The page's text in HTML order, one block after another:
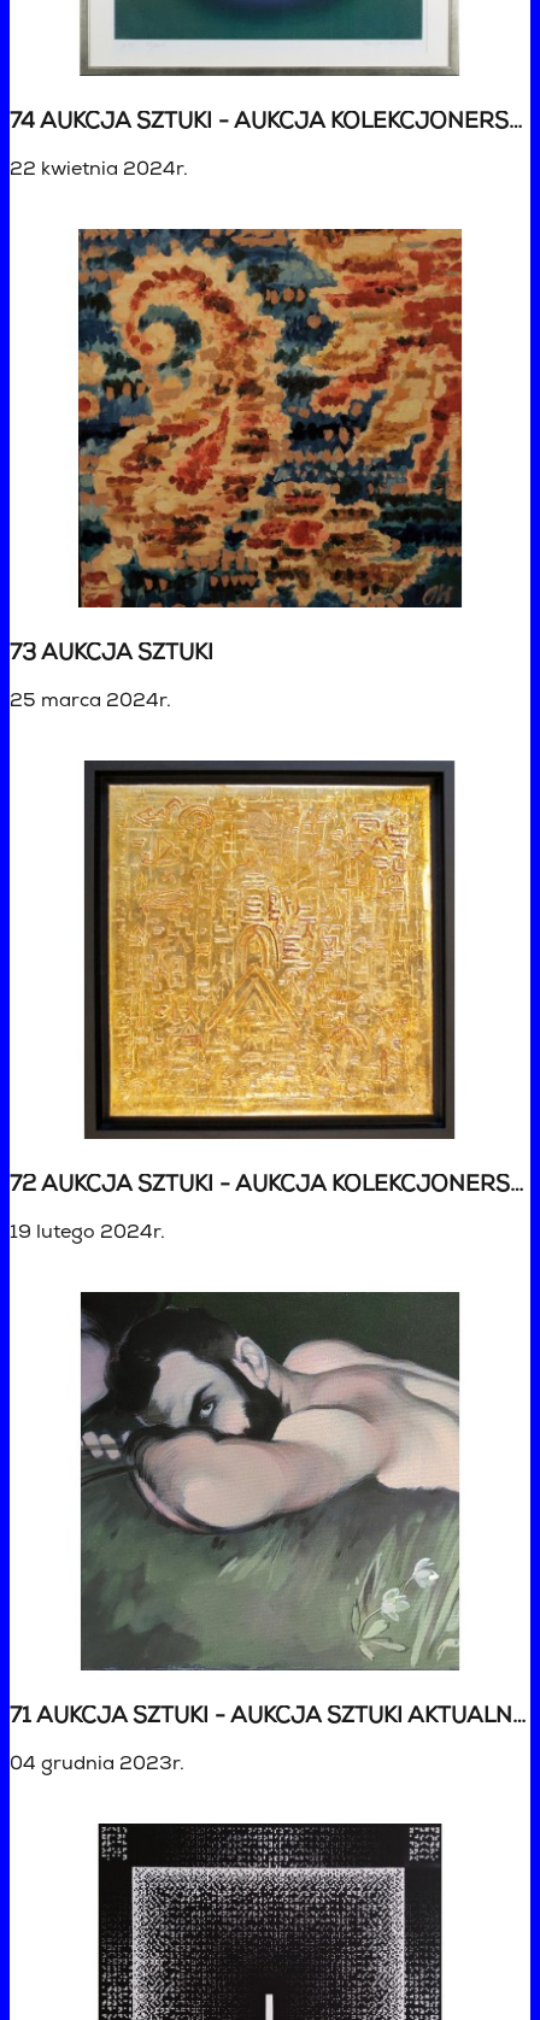
74 AUKCJA SZTUKI - AUKCJA KOLEKCJONERSKA
22 kwietnia 2024r.
73 AUKCJA SZTUKI
25 marca 2024r.
72 AUKCJA SZTUKI - AUKCJA KOLEKCJONERSKA
19 lutego 2024r.
71 AUKCJA SZTUKI - AUKCJA SZTUKI AKTUALNEJ
04 grudnia 2023r.